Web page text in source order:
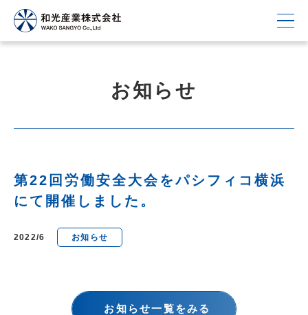
お知らせ
第22回労働安全大会をパシフィコ横浜
にて開催しました。
2022/6 お知らせ
お知らせ一覧をみる